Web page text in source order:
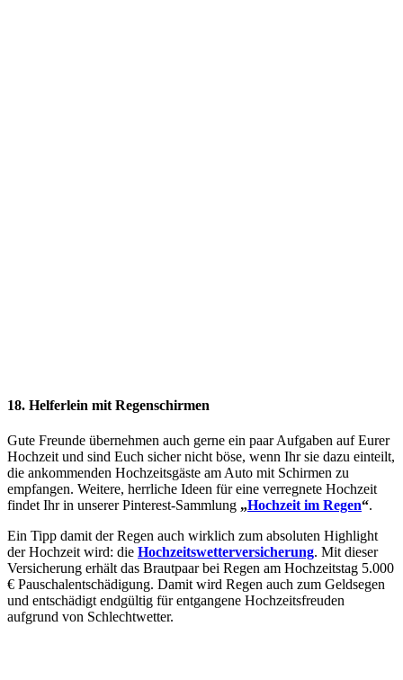
18. Helferlein mit Regenschirmen
Gute Freunde übernehmen auch gerne ein paar Aufgaben auf Eurer
Hochzeit und sind Euch sicher nicht böse, wenn Ihr sie dazu einteilt,
die ankommenden Hochzeitsgäste am Auto mit Schirmen zu
empfangen. Weitere, herrliche Ideen für eine verregnete Hochzeit
findet Ihr in unserer Pinterest-Sammlung „Hochzeit im Regen“.
Ein Tipp damit der Regen auch wirklich zum absoluten Highlight
der Hochzeit wird: die Hochzeitswetterversicherung. Mit dieser
Versicherung erhält das Brautpaar bei Regen am Hochzeitstag 5.000
€ Pauschalentschädigung. Damit wird Regen auch zum Geldsegen
und entschädigt endgültig für entgangene Hochzeitsfreuden
aufgrund von Schlechtwetter.